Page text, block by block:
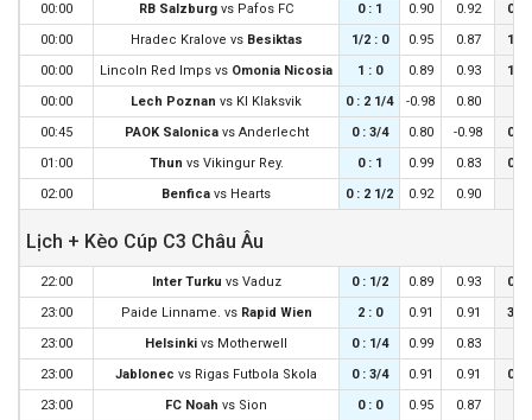
00:00
RB Salzburg vs Pafos FC 0 : 1 0.90 0.92
0 :
00:00
Hradec Kralove vs Besiktas 1/2 : 0 0.95 0.87
1/4
00:00
Lincoln Red Imps vs Omonia Nicosia 1 : 0 0.89 0.93
1/2
00:00
Lech Poznan vs KI Klaksvik 0 : 2 1/4 -0.98 0.80
00:45
PAOK Salonica vs Anderlecht 0 : 3/4 0.80 -0.98
0 :
01:00
Thun vs Vikingur Rey. 0 : 1 0.99 0.83
0 :
02:00
Benfica vs Hearts 0 : 2 1/2 0.92 0.90
Lịch + Kèo Cúp C3 Châu Âu
22:00 Inter Turku vs Vaduz 0 : 1/2 0.89 0.93
0 :
23:00
Paide Linname. vs Rapid Wien 2 : 0 0.91 0.91
3/4
23:00
Helsinki vs Motherwell 0 : 1/4 0.99 0.83
23:00
Jablonec vs Rigas Futbola Skola 0 : 3/4 0.91 0.91
0 :
23:00
FC Noah vs Sion 0 : 0 0.95 0.87